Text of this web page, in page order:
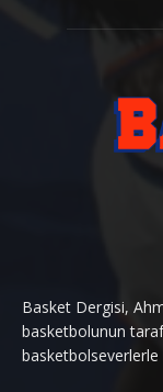
Basket Dergisi,
basketbolunun
basketbolseverlerle